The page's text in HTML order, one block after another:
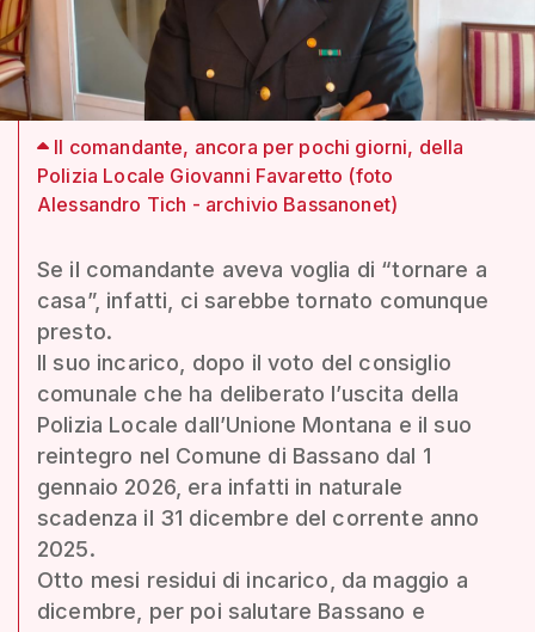
Il comandante, ancora per pochi giorni, della
Polizia Locale Giovanni Favaretto (foto
Alessandro Tich - archivio Bassanonet)
Se il comandante aveva voglia di “tornare a
casa”, infatti, ci sarebbe tornato comunque
presto.
Il suo incarico, dopo il voto del consiglio
comunale che ha deliberato l’uscita della
Polizia Locale dall’Unione Montana e il suo
reintegro nel Comune di Bassano dal 1
gennaio 2026, era infatti in naturale
scadenza il 31 dicembre del corrente anno
2025.
Otto mesi residui di incarico, da maggio a
dicembre, per poi salutare Bassano e